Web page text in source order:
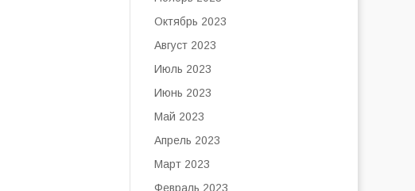
Октябрь 2023
Август 2023
Июль 2023
Июнь 2023
Май 2023
Апрель 2023
Март 2023
Февраль 2023